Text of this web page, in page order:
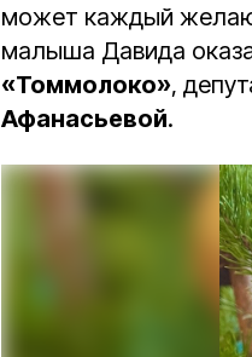
может каждый
малыша Давида
«Томмолоко»,
Афанасьевой.